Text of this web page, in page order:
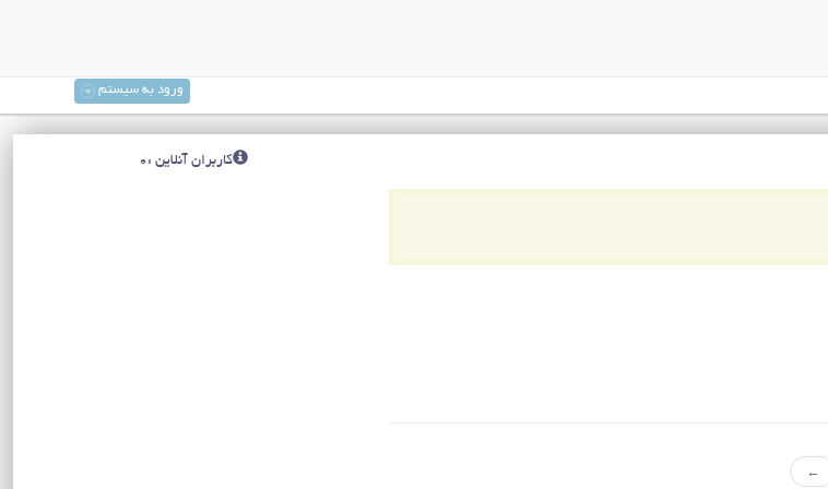
ورود به سیستم
←
کاربران آنلاین :0